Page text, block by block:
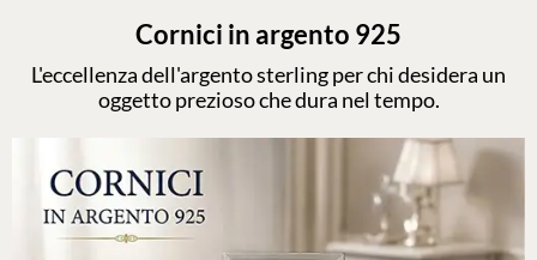
Cornici in argento 925
L'eccellenza dell'argento sterling per chi desidera un
oggetto prezioso che dura nel tempo.